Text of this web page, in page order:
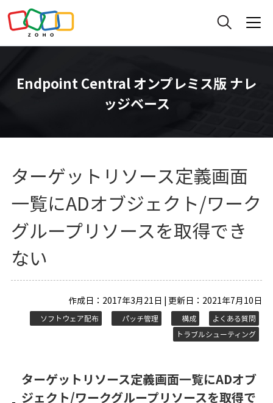
Endpoint Central オンプレミス版 ナレ
ッジベース
ターゲットリソース定義画面
一覧にADオブジェクト/ワーク
グループリソースを取得でき
ない
作成日：2017年3月21日 | 更新日：2021年7月10日
ソフトウェア配布 パッチ管理 構成
よくある質問
トラブルシューティング
ターゲットリソース定義画面一覧にADオブ
ジェクト/ワークグループリソースを取得で